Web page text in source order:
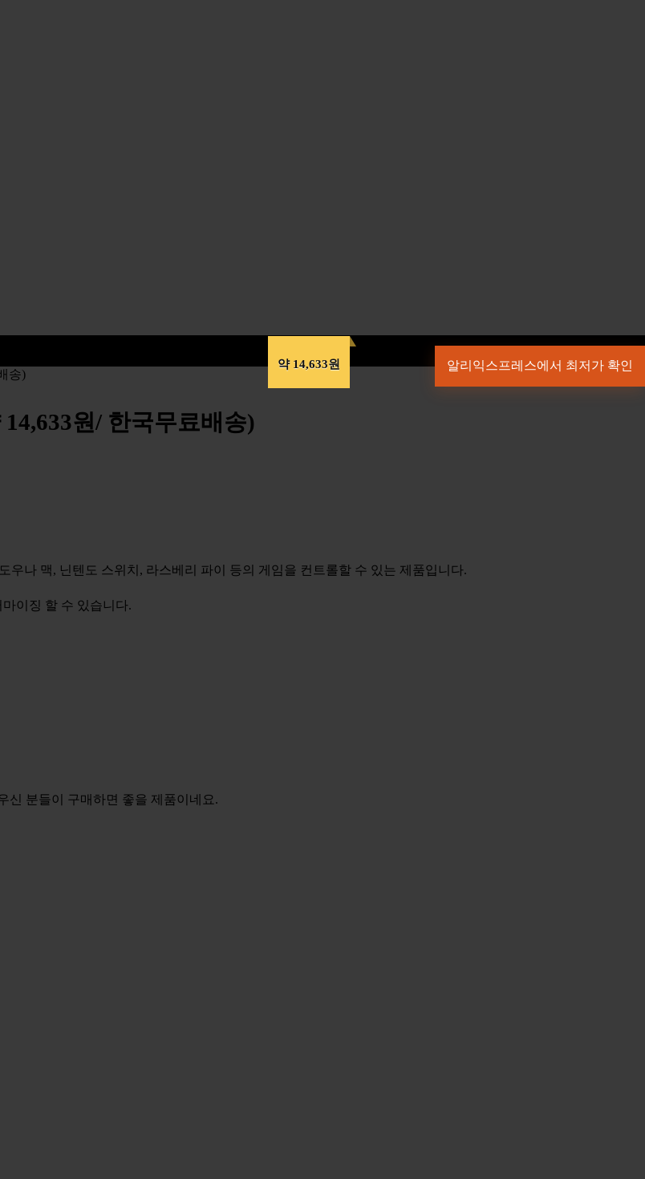
약 14,633원 알리익스프레스에서 최저가 확인
송)
원/ 한국무료배송)
나 맥, 닌텐도 스위치, 라스베리 파이 등의 게임을 컨트롤할 수 있는 제품입니다.
이징 할 수 있습니다.
신 분들이 구매하면 좋을 제품이네요.